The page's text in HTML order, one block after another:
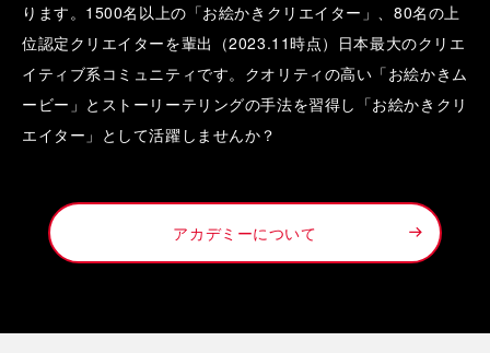
ります。1500名以上の「お絵かきクリエイター」、80名の上
位認定クリエイターを輩出（2023.11時点）日本最大のクリエ
イティブ系コミュニティです。クオリティの高い「お絵かきム
ービー」とストーリーテリングの手法を習得し「お絵かきクリ
エイター」として活躍しませんか？
アカデミーについて